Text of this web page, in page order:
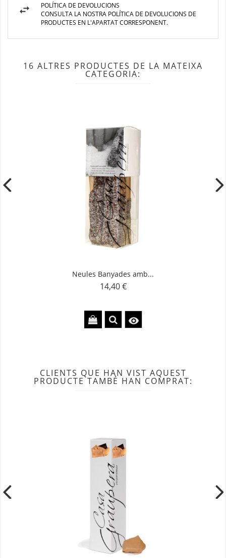
POLÍTICA DE DEVOLUCIONS
CONSULTA LA NOSTRA POLÍTICA DE DEVOLUCIONS DE
PRODUCTES EN L'APARTAT CORRESPONENT.
16 ALTRES PRODUCTES DE LA MATEIXA
CATEGORIA:
Neules Banyades amb...
Preu
14,40 €

CLIENTS QUE HAN VIST AQUEST
PRODUCTE TAMBÉ HAN COMPRAT: